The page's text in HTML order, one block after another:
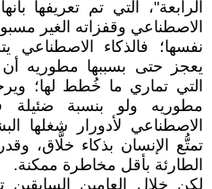
الرابعة"، التي تم تعريفها
الاصطناعي وقفزاته الغير
نفسها؛ فالذكاء
يعجز حتى بسببها مطوريه أن
التي تماري ما خُطط لها؛
مطوريه ولو بنسبة ضئيلة
الاصطناعي لأدورار شغلها
تمتُّع الإنسان بذكاء خلَّاق،
الطارئة بأقل مخاطرة ممكنة.
لكن خلال العامين السابقين